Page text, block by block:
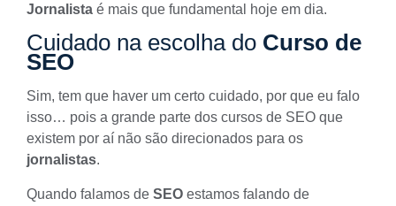
Jornalista é mais que fundamental hoje em dia.
Cuidado na escolha do Curso de
SEO
Sim, tem que haver um certo cuidado, por que eu falo
isso… pois a grande parte dos cursos de SEO que
existem por aí não são direcionados para os
jornalistas.
Quando falamos de SEO estamos falando de